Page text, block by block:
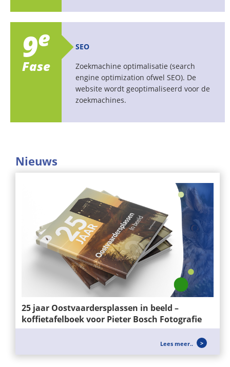
9e
Fase
SEO
Zoekmachine optimalisatie (search
engine optimization ofwel SEO). De
website wordt geoptimaliseerd voor de
zoekmachines.
Nieuws
25 jaar Oostvaardersplassen in beeld –
koffietafelboek voor Pieter Bosch Fotografie
ontwerp en de realisatie verzorgen van het...
Lees meer..